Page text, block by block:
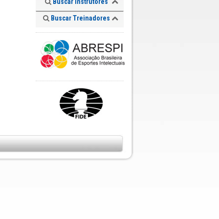
Buscar Treinadores